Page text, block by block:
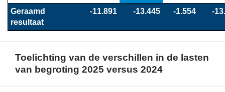
Geraamd
resultaat
-11.891 -13.445 -1.554 -
Toelichting van de verschillen in de lasten
van begroting 2025 versus 2024